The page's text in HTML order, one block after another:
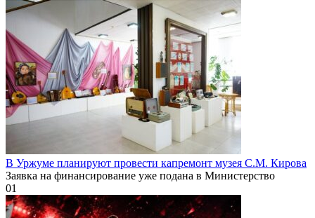
В Уржуме планируют провести капремонт музея С.М. Кирова
Заявка на финансирование уже подана в Министерство
01